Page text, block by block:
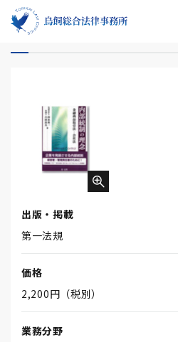
内部統制の理念
出版・掲載
第一法規
価格
2,200円（税別）
業務分野